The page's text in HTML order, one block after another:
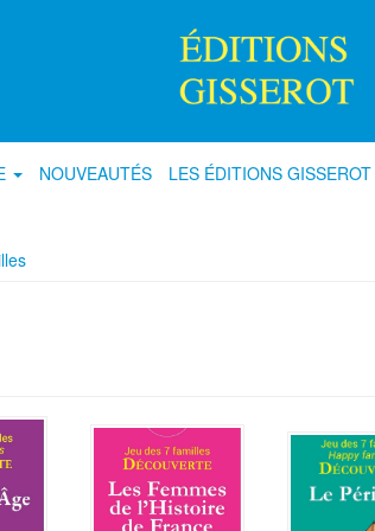
NOUVEAUTÉS LES ÉDITIONS GISSEROT